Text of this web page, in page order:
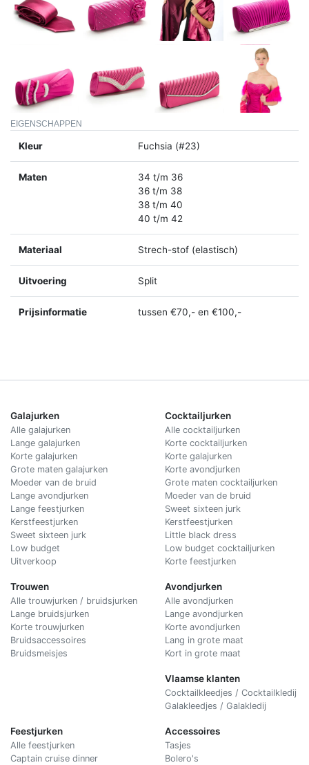
EIGENSCHAPPEN
Kleur Fuchsia (#23)
Maten
34 t/m 36
36 t/m 38
38 t/m 40
40 t/m 42
Materiaal Strech-stof (elastisch)
Uitvoering Split
Prijsinformatie tussen €70,- en €100,-
Galajurken
Alle galajurken
Lange galajurken
Korte galajurken
Grote maten galajurken
Moeder van de bruid
Lange avondjurken
Lange feestjurken
Kerstfeestjurken
Sweet sixteen jurk
Low budget
Uitverkoop
Trouwen
Alle trouwjurken / bruidsjurken
Lange bruidsjurken
Korte trouwjurken
Bruidsaccessoires
Bruidsmeisjes
Cocktailjurken
Alle cocktailjurken
Korte cocktailjurken
Korte galajurken
Korte avondjurken
Grote maten cocktailjurken
Moeder van de bruid
Sweet sixteen jurk
Kerstfeestjurken
Little black dress
Low budget cocktailjurken
Korte feestjurken
Avondjurken
Alle avondjurken
Lange avondjurken
Korte avondjurken
Lang in grote maat
Kort in grote maat
Vlaamse klanten
Cocktailkleedjes / Cocktailkledij
Galakleedjes / Galakledij
Feestjurken
Alle feestjurken
Captain cruise dinner
Accessoires
Tasjes
Bolero's